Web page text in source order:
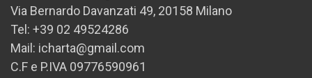
Via Bernardo Davanzati 49, 20158 Milano
Tel: +39 02 49524286
Mail: icharta@gmail.com
C.F e P.IVA 09776590961